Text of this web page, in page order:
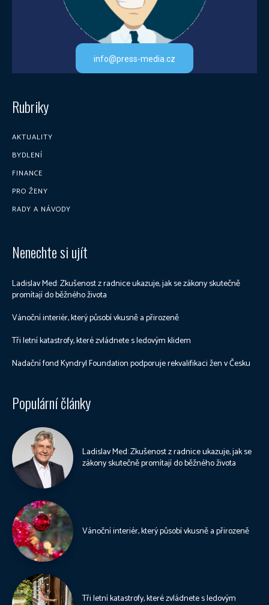
info@press-media.cz
Rubriky
AKTUALITY
BYDLENÍ
FINANCE
PRO ŽENY
RADY A NÁVODY
Nenechte si ujít
Ladislav Med: Zkušenost z radnice ukazuje, jak se zákony skutečně
promítají do běžného života
Vánoční interiér, který působí vkusně a přirozeně
Tři letní katastrofy, které zvládnete s ledovým klidem
Nadační fond Kyndryl Foundation podporuje rekvalifikaci žen v Česku
Populární články
Ladislav Med: Zkušenost z radnice ukazuje, jak se
zákony skutečně promítají do běžného života
Vánoční interiér, který působí vkusně a přirozeně
Tři letní katastrofy, které zvládnete s ledovým